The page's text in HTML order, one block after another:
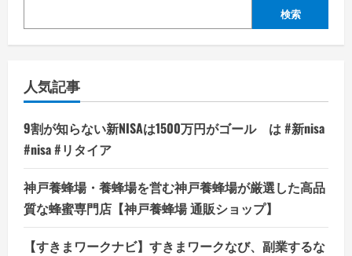
検索
人気記事
9割が知らない新NISAは1500万円がゴール は #新nisa
#nisa #リタイア
神戸養蜂場・養蜂場を営む神戸養蜂場が厳選した高品
質な蜂蜜専門店【神戸養蜂場 通販ショップ】
【すきまワークナビ】すきまワークなび、副業するな